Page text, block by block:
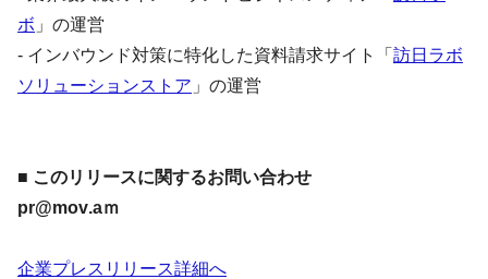
ボ 」の運営
- インバウンド対策に特化した資料請求サイト「 訪日ラボ
ソリューションストア 」の運営
■ このリリースに関するお問い合わせ
pr@mov.aｍ
企業プレスリリース詳細へ